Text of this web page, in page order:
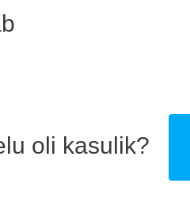
oli kasulik?